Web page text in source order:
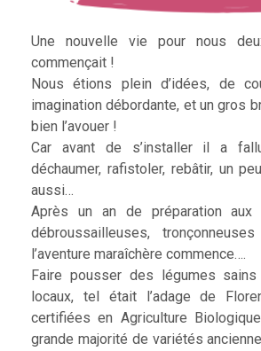
Une nouvelle vie pour nous
commençait !
Nous étions plein d’idées, de
imagination débordante, et un gros
bien l’avouer !
Car avant de s’installer il a
déchaumer, rafistoler, rebâtir, un
aussi…
Après un an de préparation
débroussailleuses,
l’aventure maraîchère commence….
Faire pousser des légumes
locaux, tel était l’adage de
certifiées en Agriculture
grande majorité de variétés